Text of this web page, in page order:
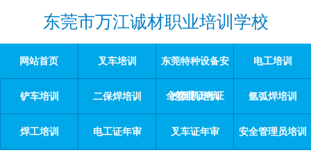
东莞市万江诚材职业培训学校
网站首页 叉车培训 东莞特种设备安
全管理证考证
电工培训
铲车培训 二保焊培训 挖掘机培训 氩弧焊培训
焊工培训 电工证年审 叉车证年审 安全管理员培训